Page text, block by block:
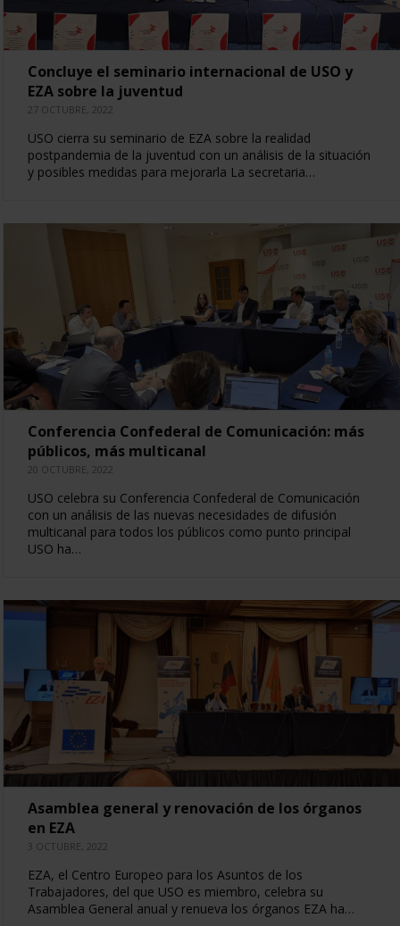
Concluye el seminario internacional de USO y
EZA sobre la juventud
27 OCTUBRE, 2022
USO cierra su seminario de EZA sobre la realidad
postpandemia de la juventud con un análisis de la situación
y posibles medidas para mejorarla La secretaria…
Conferencia Confederal de Comunicación: más
públicos, más multicanal
20 OCTUBRE, 2022
USO celebra su Conferencia Confederal de Comunicación
con un análisis de las nuevas necesidades de difusión
multicanal para todos los públicos como punto principal
USO ha…
Asamblea general y renovación de los órganos
en EZA
3 OCTUBRE, 2022
EZA, el Centro Europeo para los Asuntos de los
Trabajadores, del que USO es miembro, celebra su
Asamblea General anual y renueva los órganos EZA ha…